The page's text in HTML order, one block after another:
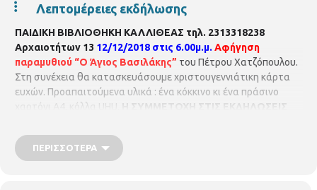
Λεπτομέρειες εκδήλωσης
ΠΑΙΔΙΚΗ ΒΙΒΛΙΟΘΗΚΗ ΚΑΛΛΙΘΕΑΣ τηλ. 2313318238
Αρχαιοτήτων 13 12/12/2018 στις 6.00μ.μ. Αφήγηση
παραμυθιού “Ο Άγιος Βασιλάκης” του Πέτρου Χατζόπουλου.
Στη συνέχεια θα κατασκευάσουμε χριστουγεννιάτικη κάρτα
ευχών. Προαπαιτούμενα υλικά : ένα κόκκινο κι ένα πράσινο
χαρτόνι Α4, κόλλα UHU.
Η ΣΥΜΜΕΤΟΧΗ ΣΤΙΣ ΕΚΔΗΛΩΣΕΙΣ
ΜΕΛΟΣ ΤΟΥ ΔΙΚΤΥΟΥ
ΘΕΣΣΑΛΟΝΙΚΗΣ
ΠΕΡΙΣΣΌΤΕΡΑ